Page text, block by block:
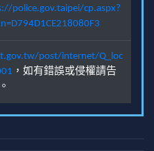
police.gov.taipei/cp.aspx?
n=D794D1CE218080F3
post/internet/Q_loc
，如有錯誤或侵權請告